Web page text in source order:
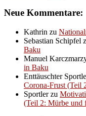
Neue Kommentare:
Kathrin zu
Sebastian Schipfel
Baku
Manuel
in Baku
Enttäuschter
Corona-Frust (Teil
Sportlerzu
(Teil 2: Mürbe und